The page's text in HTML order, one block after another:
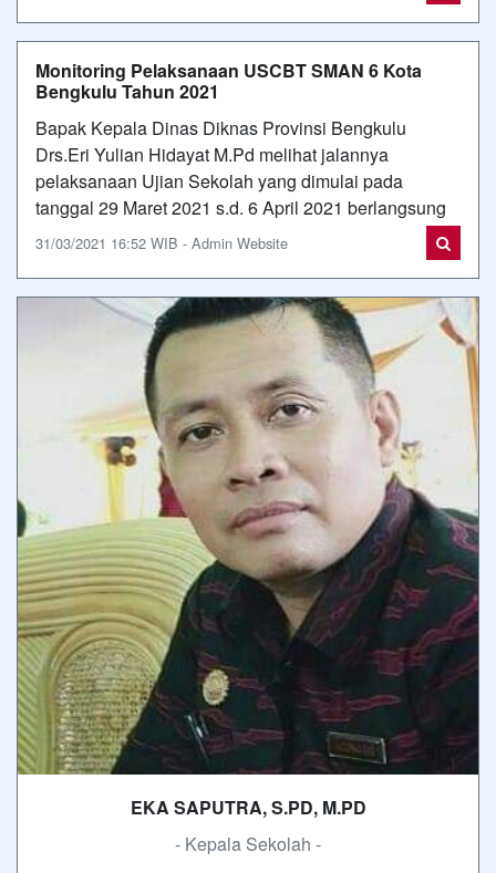
Monitoring Pelaksanaan USCBT SMAN 6 Kota
Bengkulu Tahun 2021
Bapak Kepala Dinas Diknas Provinsi Bengkulu
Drs.Eri Yulian Hidayat M.Pd melihat jalannya
pelaksanaan Ujian Sekolah yang dimulai pada
tanggal 29 Maret 2021 s.d. 6 April 2021 berlangsung
31/03/2021 16:52 WIB - Admin Website
EKA SAPUTRA, S.PD, M.PD
- Kepala Sekolah -